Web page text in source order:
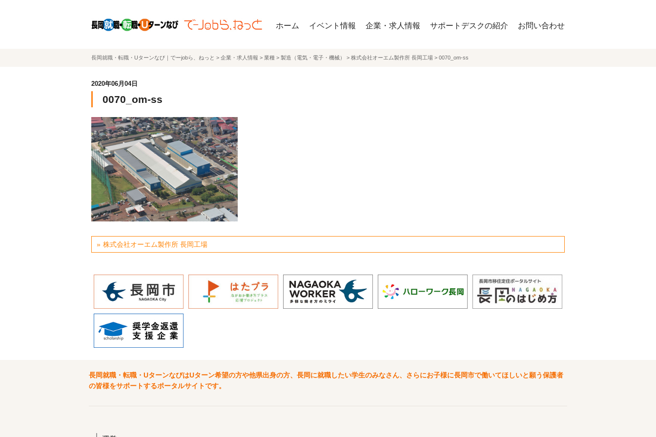
ホーム イベント情報 企業・求人情報 サポートデスクの紹介 お問い合わせ
長岡就職・転職・Uターンなび｜でーjobら、ねっと > 企業・求人情報 > 業種 > 製造（電気・電子・機械） > 株式会社オーエム製作所 長岡工場 > 0070_om-ss
2020年06月04日
0070_om-ss
株式会社オーエム製作所 長岡工場
長岡就職・転職・UターンなびはUターン希望の方や他県出身の方、長岡に就職したい学生のみなさん、さらにお子様に長岡市で働いてほしいと願う保護者
の皆様をサポートするポータルサイトです。